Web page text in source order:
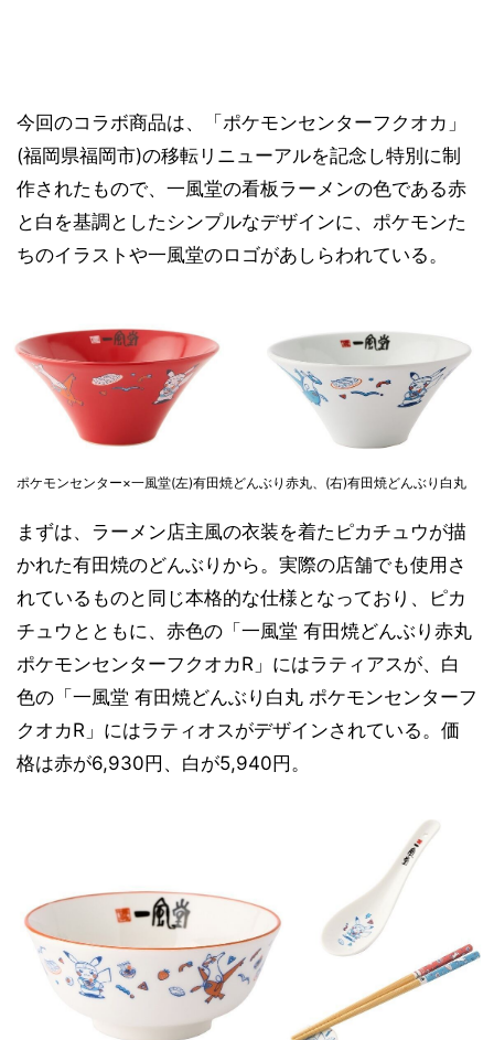
今回のコラボ商品は、「ポケモンセンターフクオカ」
(福岡県福岡市)の移転リニューアルを記念し特別に制
作されたもので、一風堂の看板ラーメンの色である赤
と白を基調としたシンプルなデザインに、ポケモンた
ちのイラストや一風堂のロゴがあしらわれている。
ポケモンセンター×一風堂(左)有田焼どんぶり赤丸、(右)有田焼どんぶり白丸
まずは、ラーメン店主風の衣装を着たピカチュウが描
かれた有田焼のどんぶりから。実際の店舗でも使用さ
れているものと同じ本格的な仕様となっており、ピカ
チュウとともに、赤色の「一風堂 有田焼どんぶり赤丸
ポケモンセンターフクオカR」にはラティアスが、白
色の「一風堂 有田焼どんぶり白丸 ポケモンセンターフ
クオカR」にはラティオスがデザインされている。価
格は赤が6,930円、白が5,940円。